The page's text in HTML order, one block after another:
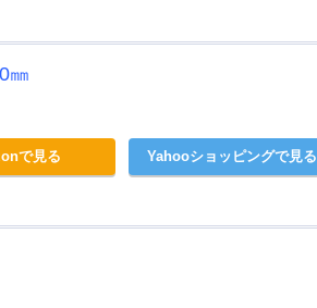
㎜
で見る Yahooショッピングで見る